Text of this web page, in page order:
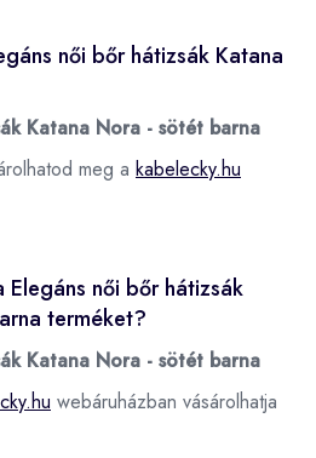
női bőr hátizsák Katana
Katana Nora - sötét barna
meg a kabelecky.hu
Elegáns női bőr hátizsák
terméket?
Katana Nora - sötét barna
webáruházban vásárolhatja